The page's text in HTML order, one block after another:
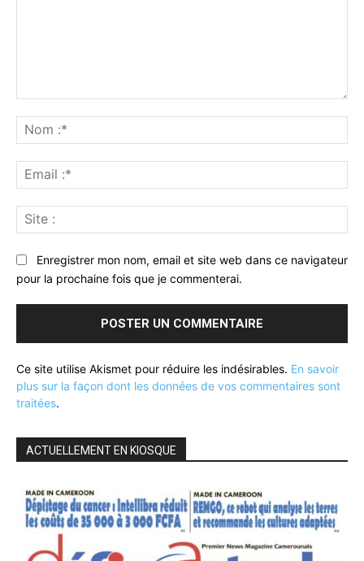
:*
:*
:
Enregistrer mon nom, email et site web dans ce navigateur
pour la prochaine fois que je commenterai.
Ce site utilise Akismet pour réduire les indésirables. En savoir
plus sur la façon dont les données de vos commentaires sont
traitées.
ACTUELLEMENT EN KIOSQUE